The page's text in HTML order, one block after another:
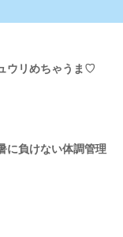
ウリめちゃうま♡
に負けない体調管理